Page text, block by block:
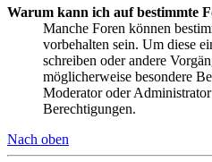
Warum kann ich auf bestimmte
Manche Foren können
vorbehalten sein. Um diese
schreiben oder andere
möglicherweise besondere
Moderator oder
Berechtigungen.
Nach oben